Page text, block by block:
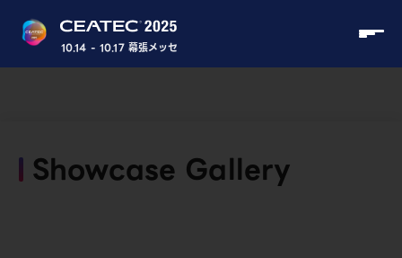
10.14 - 10.17 幕張メッセ
Showcase Gallery